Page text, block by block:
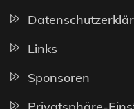
Links
Sponsoren